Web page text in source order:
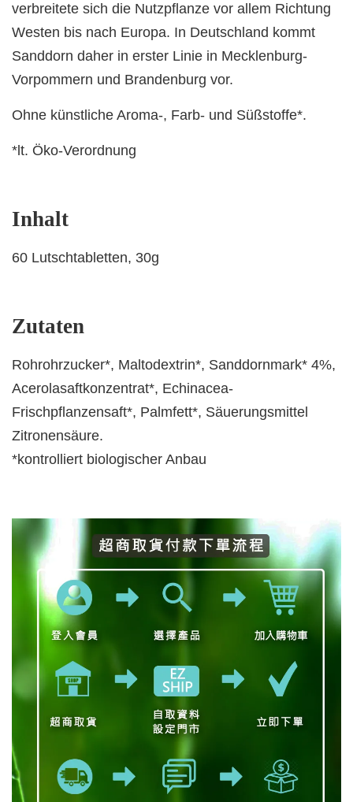
verbreitete sich die Nutzpflanze vor allem Richtung
Westen bis nach Europa. In Deutschland kommt
Sanddorn daher in erster Linie in Mecklenburg-
Vorpommern und Brandenburg vor.
Ohne künstliche Aroma-, Farb- und Süßstoffe*.
*lt. Öko-Verordnung
Inhalt
60 Lutschtabletten, 30g
Zutaten
Rohrohrzucker*, Maltodextrin*, Sanddornmark* 4%,
Acerolasaftkonzentrat*, Echinacea-
Frischpflanzensaft*, Palmfett*, Säuerungsmittel
Zitronensäure.
*kontrolliert biologischer Anbau